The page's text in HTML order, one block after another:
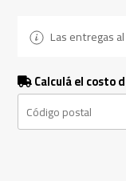
Las entregas
Calculá el costo